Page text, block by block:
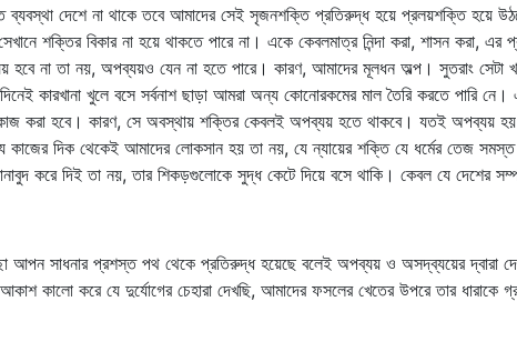
দেশে না থাকে তবে আমাদের সেই সৃজনশক্তি প্রতিরুদ্ধ হয়ে প্রলয়শক্তি
শক্তির বিকার না হয়ে থাকতে পারে না। একে কেবলমাত্র নিন্দা করা, শাসন
হবে না তা নয়, অপব্যয়ও যেন না হতে পারে। কারণ, আমাদের মূলধন অল্প। সুতরাং সেটা
কারখানা খুলে বসে সর্বনাশ ছাড়া আমরা অন্য কোনোরকমের মাল তৈরি করতে পারি
কাজ করা হবে। কারণ, সে অবস্থায় শক্তির কেবলই অপব্যয় হতে থাকবে। যতই অপব্যয়
কাজের দিক থেকেই আমাদের লোকসান হয় তা নয়, যে ন্যায়ের শক্তি যে ধর্মের তেজ
করে দিই তা নয়, তার শিকড়গুলোকে সুদ্ধ কেটে দিয়ে বসে থাকি। কেবল যে দেশের
সাধনার প্রশস্ত পথ থেকে প্রতিরুদ্ধ হয়েছে বলেই অপব্যয় ও অসদ্‌ব্যয়ের দ্বারা
কালো করে যে দুর্যোগের চেহারা দেখছি, আমাদের ফসলের খেতের উপরে তার ধারাকে